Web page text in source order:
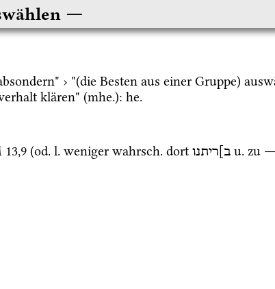
› "(die Besten aus einer Gruppe)
klären" (mhe.): he.
13,9 (od. l. weniger wahrsch. dort ב]ריתנו u. zu